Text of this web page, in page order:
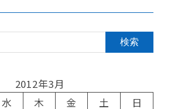
2012年3月
水 木 金 土
日